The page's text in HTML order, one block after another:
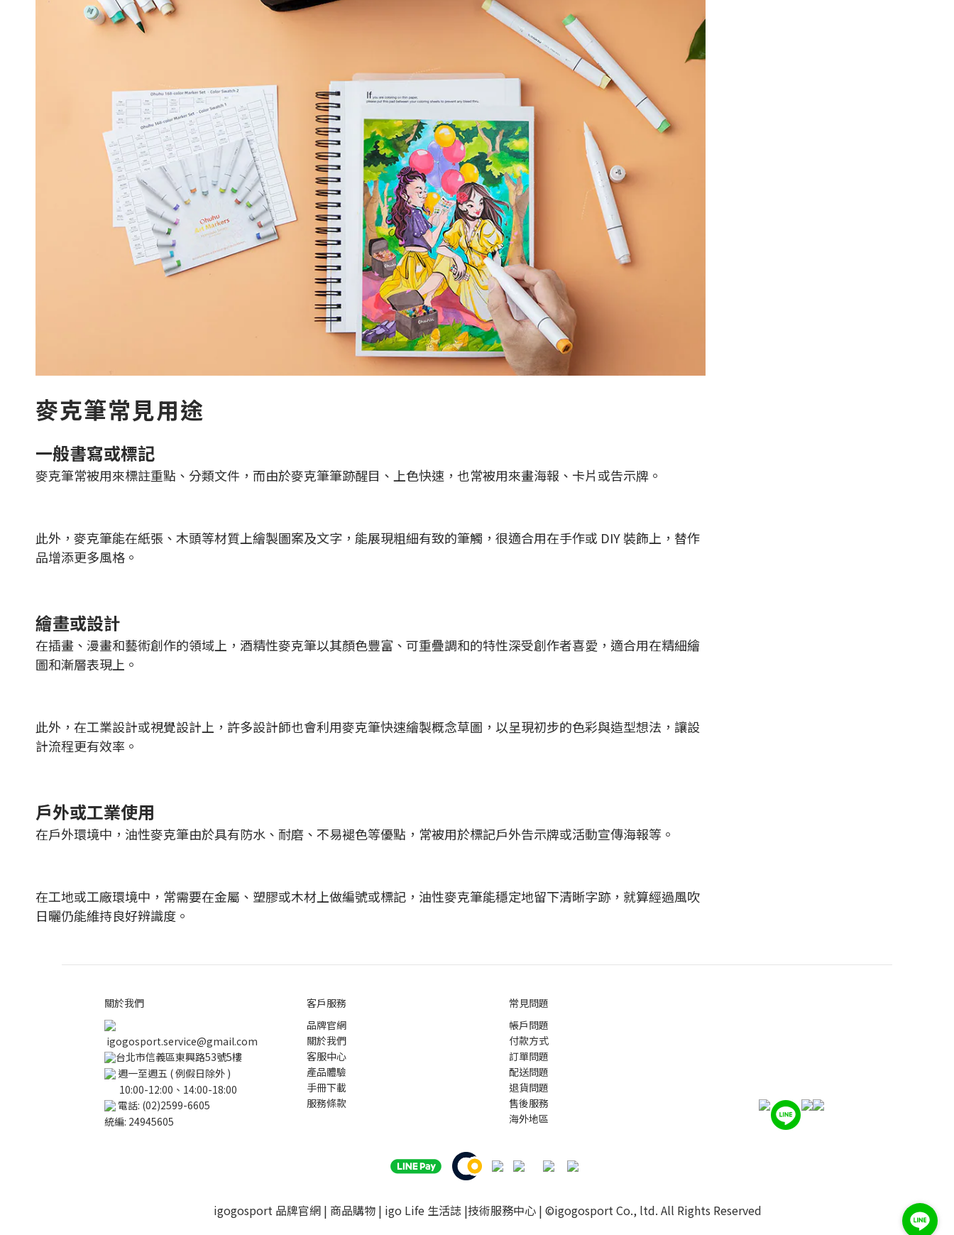
麥克筆常見用途
一般書寫或標記
麥克筆常被用來標註重點、分類文件，而由於麥克筆筆跡醒目、上色快速，也常被用來畫海報、卡片或告示牌。
此外，麥克筆能在紙張、木頭等材質上繪製圖案及文字，能展現粗細有致的筆觸，很適合用在手作或 DIY 裝飾上，替作
品增添更多風格。
繪畫或設計
在插畫、漫畫和藝術創作的領域上，酒精性麥克筆以其顏色豐富、可重疊調和的特性深受創作者喜愛，適合用在精細繪
圖和漸層表現上。
此外，在工業設計或視覺設計上，許多設計師也會利用麥克筆快速繪製概念草圖，以呈現初步的色彩與造型想法，讓設
計流程更有效率。
戶外或工業使用
在戶外環境中，油性麥克筆由於具有防水、耐磨、不易褪色等優點，常被用於標記戶外告示牌或活動宣傳海報等。
在工地或工廠環境中，常需要在金屬、塑膠或木材上做編號或標記，油性麥克筆能穩定地留下清晰字跡，就算經過風吹
日曬仍能維持良好辨識度。
關於我們
igogosport.service@gmail.com
台北市信義區東興路53號5樓
週一至週五 ( 例假日除外 )
10:00-12:00、14:00-18:00
電話: (02)2599-6605
統編: 24945605
客戶服務
品牌官網
關於我們
客服中心
產品體驗
手冊下載
服務條款
常見問題
帳戶問題
付款方式
訂單問題
配送問題
退貨問題
售後服務
海外地區
igogosport 品牌官網 | 商品購物 | igo Life 生活誌 |技術服務中心 | ©igogosport Co., ltd. All Rights Reserved